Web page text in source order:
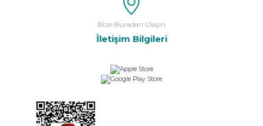
Bize Buradan Ulaşın
İletişim Bilgileri